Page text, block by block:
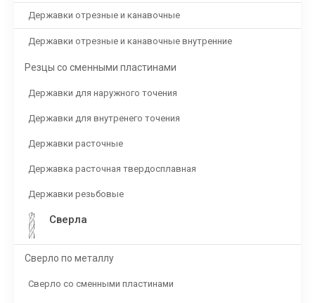
Державки отрезные и канавочные
Державки отрезные и канавочные внутренние
Резцы со сменными пластинами
Державки для наружного точения
Державки для внутренего точения
Державки расточные
Державка расточная твердосплавная
Державки резьбовые
Сверла
Сверло по металлу
Сверло со сменными пластинами